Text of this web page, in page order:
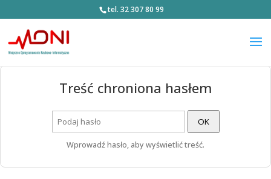
tel. 32 307 80 99
Treść chroniona hasłem
OK
Wprowadź hasło, aby wyświetlić treść.